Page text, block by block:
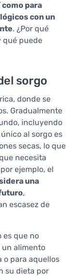
para
con un
. ¿Por qué
qué puede
sorgo
donde se
Gradualmente
incluyendo
al sorgo es
secas, lo que
necesita
ejemplo, el
una
,
escasez de
es que no
alimento
o para aquellos
su dieta por